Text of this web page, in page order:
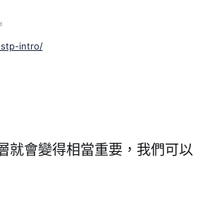
intro/
就會變得相當重要，我們可以